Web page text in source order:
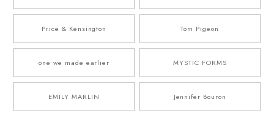
Price & Kensington Tom Pigeon
one we made earlier MYSTIC FORMS
EMILY MARLIN Jennifer Bouron